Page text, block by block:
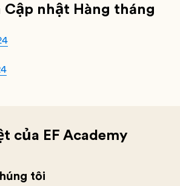
nhật Hàng tháng
của EF Academy
tôi